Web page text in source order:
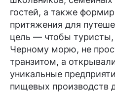
гостей, а также
притяжения для
цель — чтобы туристы,
Черному морю, не
транзитом, а
уникальные
пищевых производств